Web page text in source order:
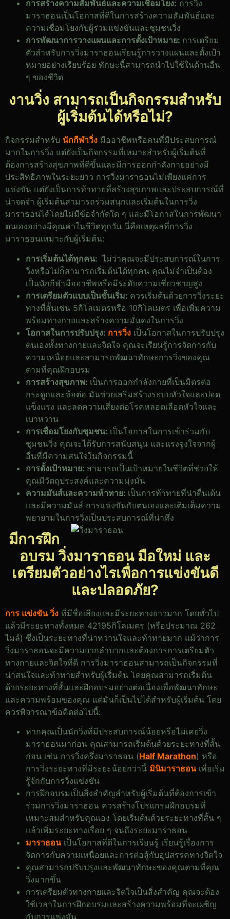
การสร้างความสัมพันธ์และความเชื่อมโยง: การวิ่ง
มาราธอนเป็นโอกาสที่ดีในการสร้างความสัมพันธ์และ
ความเชื่อมโยงกับผู้ร่วมแข่งขันและชุมชนวิ่ง
การพัฒนาการวางแผนและการตั้งเป้าหมาย: การเตรียม
ตัวสำหรับการวิ่งมาราธอนเรียนรู้การวางแผนและตั้งเป้า
หมายอย่างเรียบร้อย ทักษะนี้สามารถนำไปใช้ในด้านอื่น
ๆ ของชีวิต
งานวิ่ง สามารถเป็นกิจกรรมสำหรับ
ผู้เริ่มต้นได้หรือไม่?
กิจกรรมสำหรับ นักกีฬาวิ่ง มืออาชีพหรือคนที่มีประสบการณ์
มากในการวิ่ง แต่ยังเป็นกิจกรรมที่เหมาะสำหรับผู้เริ่มต้นที่
ต้องการสร้างสุขภาพที่ดีขึ้นและมีการออกกำลังกายอย่างมี
ประสิทธิภาพในระยะยาว การวิ่งมาราธอนไม่เพียงแค่การ
แข่งขัน แต่ยังเป็นการท้าทายที่สร้างสุขภาพและประสบการณ์ที่
น่าจดจำ ผู้เริ่มต้นสามารถร่วมสนุกและเริ่มต้นในการวิ่ง
มาราธอนได้โดยไม่มีข้อจำกัดใด ๆ และมีโอกาสในการพัฒนา
ตนเองอย่างมีคุณค่าในชีวิตทุกวัน นี่คือเหตุผลที่การวิ่ง
มาราธอนเหมาะกับผู้เริ่มต้น:
การเริ่มต้นได้ทุกคน: ไม่ว่าคุณจะมีประสบการณ์ในการ
วิ่งหรือไม่ก็สามารถเริ่มต้นได้ทุกคน คุณไม่จำเป็นต้อง
เป็นนักกีฬามืออาชีพหรือมีระดับความเชี่ยวชาญสูง
การเตรียมตัวแบบเป็นขั้นเริ่ม: ควรเริ่มต้นด้วยการวิ่งระยะ
ทางที่สั้นเช่น 5กิโลเมตรหรือ 10กิโลเมตร เพื่อเพิ่มความ
พร้อมทางกายและสร้างความมั่นคงในการวิ่ง
โอกาสในการปรับปรุง: การวิ่ง เป็นโอกาสในการปรับปรุง
ตนเองทั้งทางกายและจิตใจ คุณจะเรียนรู้การจัดการกับ
ความเหนื่อยและสามารถพัฒนาทักษะการวิ่งของคุณ
ตามที่คุณฝึกอบรม
การสร้างสุขภาพ: เป็นการออกกำลังกายที่เป็นมิตรต่อ
กระดูกและข้อต่อ มันช่วยเสริมสร้างระบบหัวใจและปอด
แข็งแรง และลดความเสี่ยงต่อโรคหลอดเลือดหัวใจและ
เบาหวาน
การเชื่อมโยงกับชุมชน: เป็นโอกาสในการเข้าร่วมกับ
ชุมชนวิ่ง คุณจะได้รับการสนับสนุน และแรงจูงใจจากผู้
อื่นที่มีความสนใจในกิจกรรมนี้
การตั้งเป้าหมาย: สามารถเป็นเป้าหมายในชีวิตที่ช่วยให้
คุณมีวัตถุประสงค์และความมุ่งมั่น
ความมันส์และความท้าทาย: เป็นการท้าทายที่น่าตื่นเต้น
และมีความมันส์ การแข่งขันกับตนเองและเติมเต็มความ
พยายามในการวิ่งเป็นประสบการณ์ที่น่าทึ่ง
มีการฝึก
อบรม วิ่งมาราธอน มือใหม่ และ
เตรียมตัวอย่างไรเพื่อการแข่งขันดี
และปลอดภัย?
การ แข่งขัน วิ่ง ที่มีชื่อเสียงและมีระยะทางยาวมาก โดยทั่วไป
แล้วมีระยะทางทั้งหมด 42195กิโลเมตร (หรือประมาณ 262
ไมล์) ซึ่งเป็นระยะทางที่น่าหวานใจและท้าทายมาก แม้ว่าการ
วิ่งมาราธอนจะมีความยากลำบากและต้องการการเตรียมตัว
ทางกายและจิตใจที่ดี การวิ่งมาราธอนสามารถเป็นกิจกรรมที่
น่าสนใจและท้าทายสำหรับผู้เริ่มต้น โดยคุณสามารถเริ่มต้น
ด้วยระยะทางที่สั้นและฝึกอบรมอย่างต่อเนื่องเพื่อพัฒนาทักษะ
และความพร้อมของคุณ แต่มันก็เป็นไปได้สำหรับผู้เริ่มต้น โดย
ควรพิจารณาข้อคิดต่อไปนี้:
หากคุณเป็นนักวิ่งที่มีประสบการณ์น้อยหรือไม่เคยวิ่ง
มาราธอนมาก่อน คุณสามารถเริ่มต้นด้วยระยะทางที่สั้น
ก่อน เช่น การวิ่งครึ่งมาราธอน (Half Marathon) หรือ
การวิ่งระยะทางที่มีระยะน้อยกว่านี้ มินิมาราธอนเพื่อเริ่ม
รู้จักกับการวิ่งแข่งขัน
การฝึกอบรมเป็นสิ่งสำคัญสำหรับผู้เริ่มต้นที่ต้องการเข้า
ร่วมการวิ่งมาราธอน ควรสร้างโปรแกรมฝึกอบรมที่
เหมาะสมสำหรับคุณเอง โดยเริ่มต้นด้วยระยะทางที่สั้น ๆ
แล้วเพิ่มระยะทางเรื่อย ๆ จนถึงระยะมาราธอน
มาราธอนเป็นโอกาสที่ดีในการเรียนรู้ เรียนรู้เรื่องการ
จัดการกับความเหนื่อยและการต่อสู้กับอุปสรรคทางจิตใจ
คุณสามารถปรับปรุงและพัฒนาทักษะของคุณตามที่คุณ
วิ่งมากขึ้น
การเตรียมตัวทางกายและจิตใจเป็นสิ่งสำคัญ คุณจะต้อง
ใช้เวลาในการฝึกอบรมและสร้างความพร้อมที่จะเผชิญ
กับการแข่งขัน